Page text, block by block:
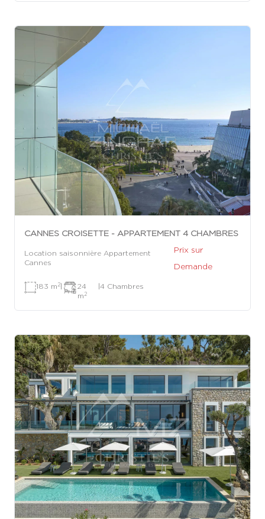
CANNES CROISETTE - APPARTEMENT 4 CHAMBRES
Location saisonnière Appartement
Cannes
Prix sur
Demande
183 m 2|
24
m 2
|4 Chambres